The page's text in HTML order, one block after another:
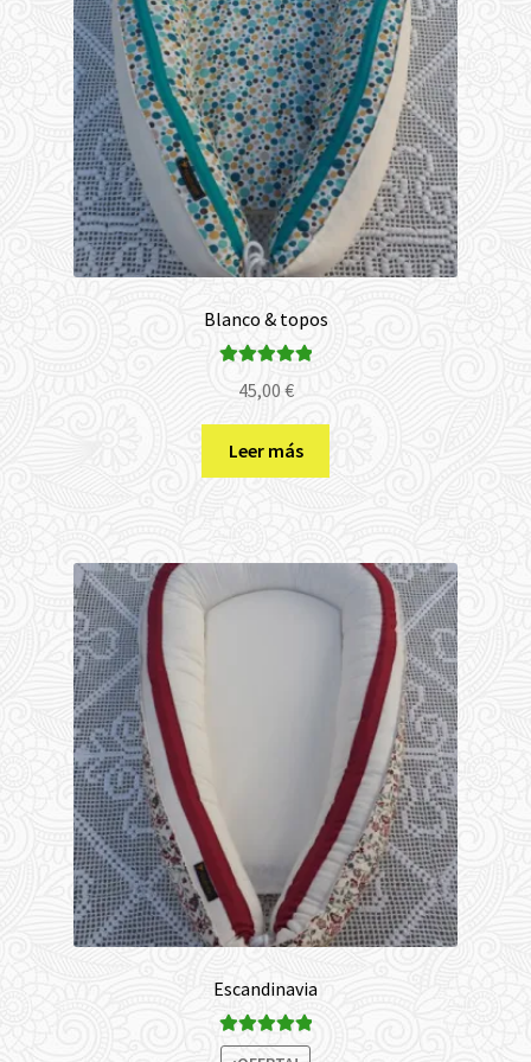
Blanco & topos
5.00
45,00 €
Leer más
Escandinavia
Valorado con